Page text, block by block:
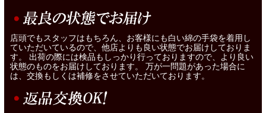
店頭でもスタッフはもちろん、お客様にも白い綿の手袋を着用し
ていただいているので、他店よりも良い状態でお届けしておりま
す。 出荷の際には検品もしっかり行っておりますので、より良い
状態のものをお届けしております。 万が一問題があった場合に
は、交換もしくは補修をさせていただいております。